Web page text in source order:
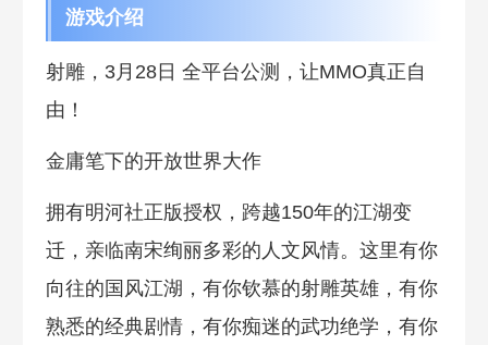
游戏介绍
射雕，3月28日 全平台公测，让MMO真正自
由！
金庸笔下的开放世界大作
拥有明河社正版授权，跨越150年的江湖变
迁，亲临南宋绚丽多彩的人文风情。这里有你
向往的国风江湖，有你钦慕的射雕英雄，有你
熟悉的经典剧情，有你痴迷的武功绝学，有你